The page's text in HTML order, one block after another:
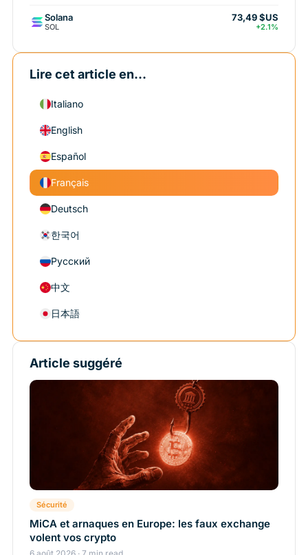
Solana
SOL
73,49 $US
+2.1%
Lire cet article en...
Italiano
English
Español
Français
Deutsch
한국어
Русский
中文
日本語
Article suggéré
Sécurité
MiCA et arnaques en Europe: les faux exchange
volent vos crypto